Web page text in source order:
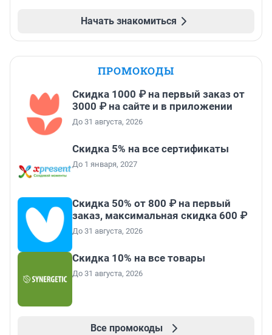
Начать знакомиться
ПРОМОКОДЫ
Скидка 1000 ₽ на первый заказ от
3000 ₽ на сайте и в приложении
До 31 августа, 2026
Скидка 5% на все сертификаты
До 1 января, 2027
Скидка 50% от 800 ₽ на первый
заказ, максимальная скидка 600 ₽
До 31 августа, 2026
Скидка 10% на все товары
До 31 августа, 2026
Все промокоды